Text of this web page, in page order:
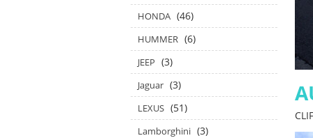
HONDA (46)
HUMMER (6)
JEEP (3)
Jaguar (3)
LEXUS (51)
Lamborghini (3)